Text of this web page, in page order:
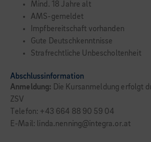
Mind. 18 Jahre alt
AMS-gemeldet
Impfbereitschaft vorhanden
Gute Deutschkenntnisse
Strafrechtliche Unbescholtenheit
Abschlussinformation
Anmeldung: Die Kursanmeldung erfolgt
ZSV
Telefon: +43 664 88 90 59 04
E-Mail: linda.nenning@integra.or.at